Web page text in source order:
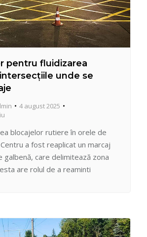
pentru fluidizarea
unde se
4 august 2025
blocajelor rutiere în orele de
a fost reaplicat un marcaj
galbenă, care delimitează zona
are rolul de a reaminti
obligația de a nu bloca
Asemenea marcaj a mai…